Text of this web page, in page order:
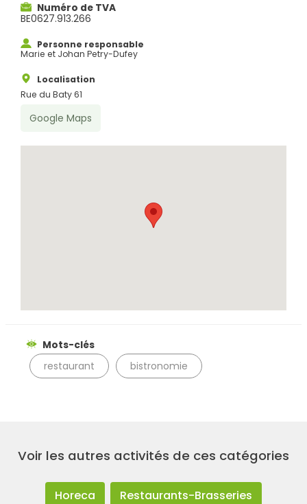
Numéro de TVA
BE0627.913.266
Personne responsable
Marie et Johan Petry-Dufey
Localisation
Rue du Baty 61
Google Maps
Mots-clés
restaurant
bistronomie
Voir les autres activités de ces catégories
Horeca Restaurants-Brasseries